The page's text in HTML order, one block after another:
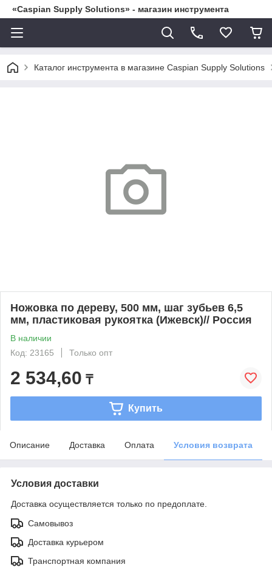
«Caspian Supply Solutions» - магазин инструмента
Каталог инструмента в магазине Caspian Supply Solutions
Ножовка по дереву, 500 мм, шаг зубьев 6,5
мм, пластиковая рукоятка (Ижевск)// Россия
В наличии
Код: 23165
Только опт
2 534,60 ₸
Купить
Описание Доставка Оплата Условия возврата
Условия доставки
Доставка осуществляется только по предоплате.
Самовывоз
Доставка курьером
Транспортная компания